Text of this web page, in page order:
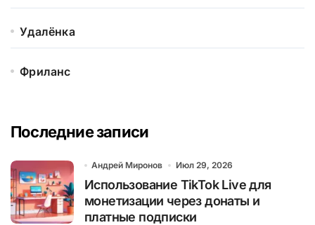
Удалёнка
Фриланс
Последние записи
Андрей Миронов Июл 29, 2026
Использование TikTok Live для
монетизации через донаты и
платные подписки